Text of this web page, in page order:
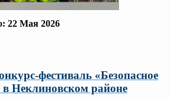
22 Мая 2026
фестиваль «Безопасное
в Неклиновском районе